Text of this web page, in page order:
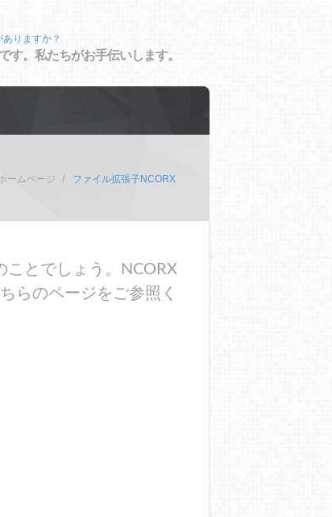
りますか？
す。私たちがお手伝いします。
ームページ ファイル拡張子NCORX
ことでしょう。NCORX
らのページをご参照く